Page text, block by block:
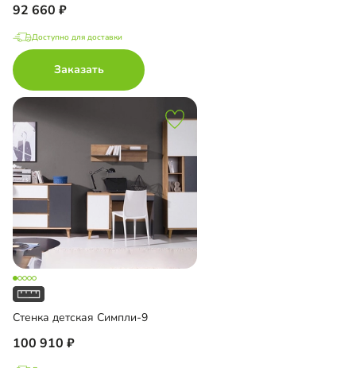
92 660
Доступно для доставки
Заказать
Стенка детская Симпли-9
100 910